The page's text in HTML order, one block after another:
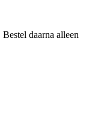
daarna alleen